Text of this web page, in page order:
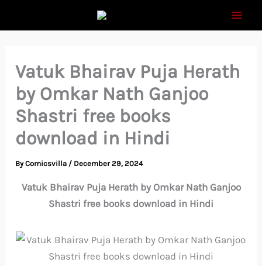
Vatuk Bhairav Puja Herath
by Omkar Nath Ganjoo
Shastri free books
download in Hindi
ByComicsvilla / December 29, 2024
Vatuk Bhairav Puja Herath by Omkar Nath Ganjoo
Shastri free books download in Hindi